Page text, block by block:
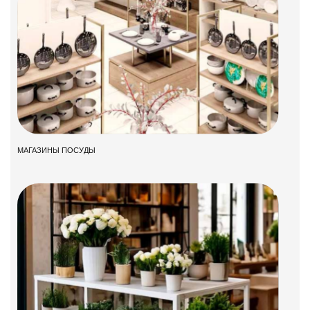
МАГАЗИНЫ ПОСУДЫ